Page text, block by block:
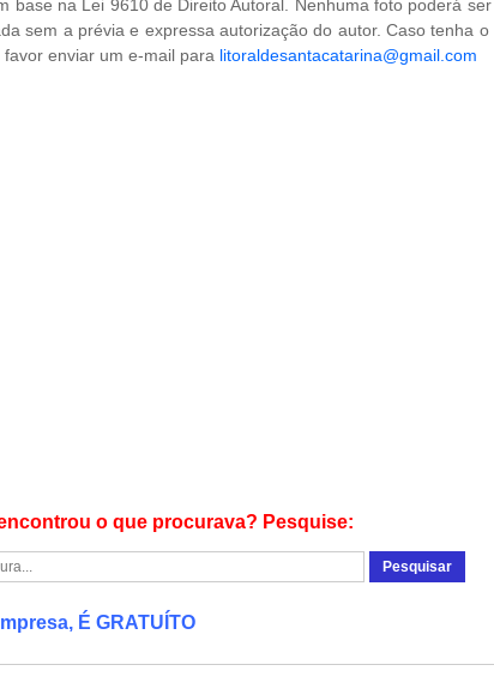
base na Lei 9610 de Direito Autoral. Nenhuma foto poderá ser
sem a prévia e expressa autorização do autor. Caso tenha o
enviar um e-mail para litoraldesantacatarina@gmail.com
o que procurava? Pesquise:
É GRATUÍTO